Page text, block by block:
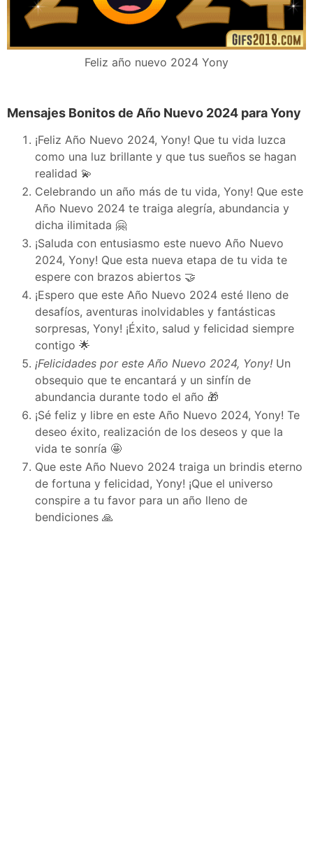
Feliz año nuevo 2024 Yony
Mensajes Bonitos de Año Nuevo 2024 para Yony
¡Feliz Año Nuevo 2024, Yony! Que tu vida luzca
como una luz brillante y que tus sueños se hagan
realidad 💫
Celebrando un año más de tu vida, Yony! Que este
Año Nuevo 2024 te traiga alegría, abundancia y
dicha ilimitada 🤗
¡Saluda con entusiasmo este nuevo Año Nuevo
2024, Yony! Que esta nueva etapa de tu vida te
espere con brazos abiertos 🤝
¡Espero que este Año Nuevo 2024 esté lleno de
desafíos, aventuras inolvidables y fantásticas
sorpresas, Yony! ¡Éxito, salud y felicidad siempre
contigo 🌟
¡Felicidades por este Año Nuevo 2024, Yony! Un
obsequio que te encantará y un sinfín de
abundancia durante todo el año 🎁
¡Sé feliz y libre en este Año Nuevo 2024, Yony! Te
deseo éxito, realización de los deseos y que la
vida te sonría 🤩
Que este Año Nuevo 2024 traiga un brindis eterno
de fortuna y felicidad, Yony! ¡Que el universo
conspire a tu favor para un año lleno de
bendiciones 🙏